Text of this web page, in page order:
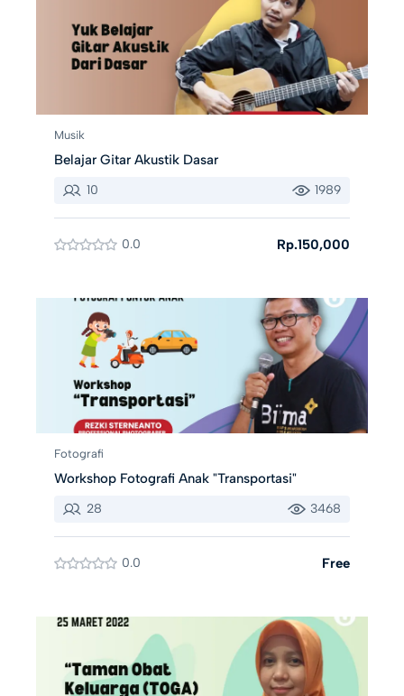
Musik
Belajar Gitar Akustik Dasar
10 1989
0.0 Rp.150,000
Fotografi
Workshop Fotografi Anak "Transportasi"
28 3468
0.0 Free